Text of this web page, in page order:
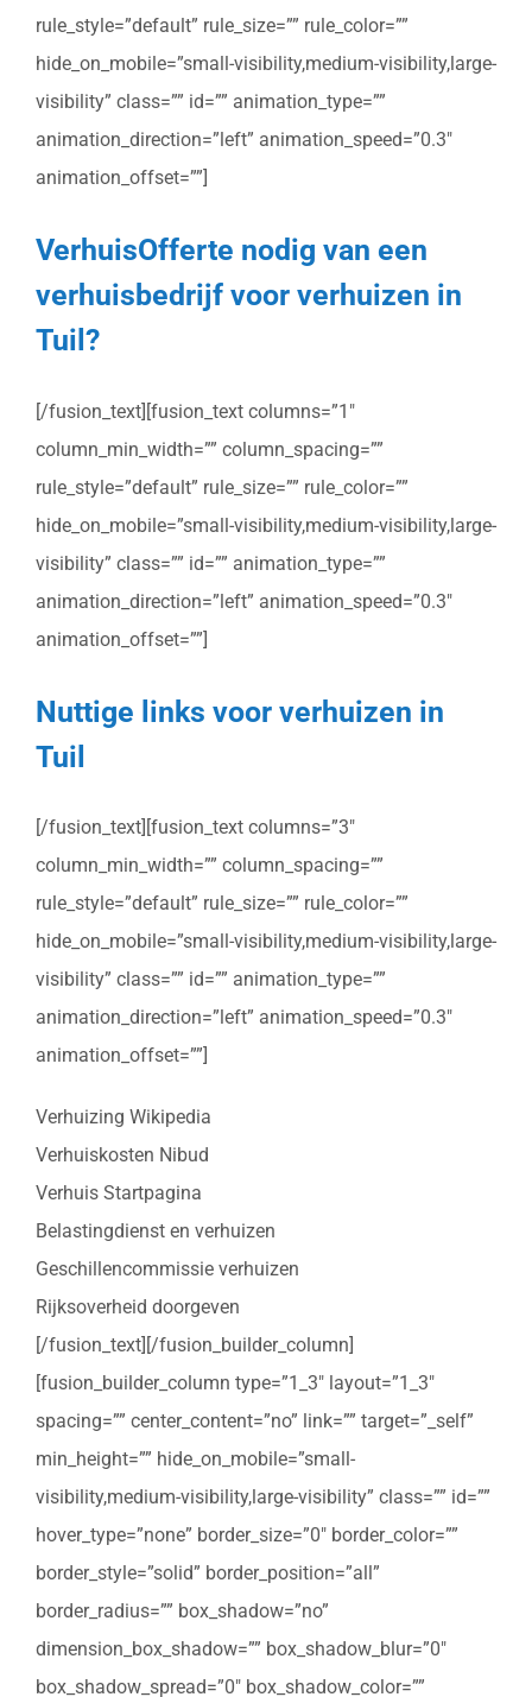
rule_style=”default” rule_size=”” rule_color=””
hide_on_mobile=”small-visibility,medium-visibility,large-
visibility” class=”” id=”” animation_type=””
animation_direction=”left” animation_speed=”0.3″
animation_offset=””]
VerhuisOfferte nodig van een
verhuisbedrijf voor verhuizen in
Tuil?
[/fusion_text][fusion_text columns=”1″
column_min_width=”” column_spacing=””
rule_style=”default” rule_size=”” rule_color=””
hide_on_mobile=”small-visibility,medium-visibility,large-
visibility” class=”” id=”” animation_type=””
animation_direction=”left” animation_speed=”0.3″
animation_offset=””]
Nuttige links voor verhuizen in
Tuil
[/fusion_text][fusion_text columns=”3″
column_min_width=”” column_spacing=””
rule_style=”default” rule_size=”” rule_color=””
hide_on_mobile=”small-visibility,medium-visibility,large-
visibility” class=”” id=”” animation_type=””
animation_direction=”left” animation_speed=”0.3″
animation_offset=””]
Verhuizing Wikipedia
Verhuiskosten Nibud
Verhuis Startpagina
Belastingdienst en verhuizen
Geschillencommissie verhuizen
Rijksoverheid doorgeven
[/fusion_text][/fusion_builder_column]
[fusion_builder_column type=”1_3″ layout=”1_3″
spacing=”” center_content=”no” link=”” target=”_self”
min_height=”” hide_on_mobile=”small-
visibility,medium-visibility,large-visibility” class=”” id=””
hover_type=”none” border_size=”0″ border_color=””
border_style=”solid” border_position=”all”
border_radius=”” box_shadow=”no”
dimension_box_shadow=”” box_shadow_blur=”0″
box_shadow_spread=”0″ box_shadow_color=””